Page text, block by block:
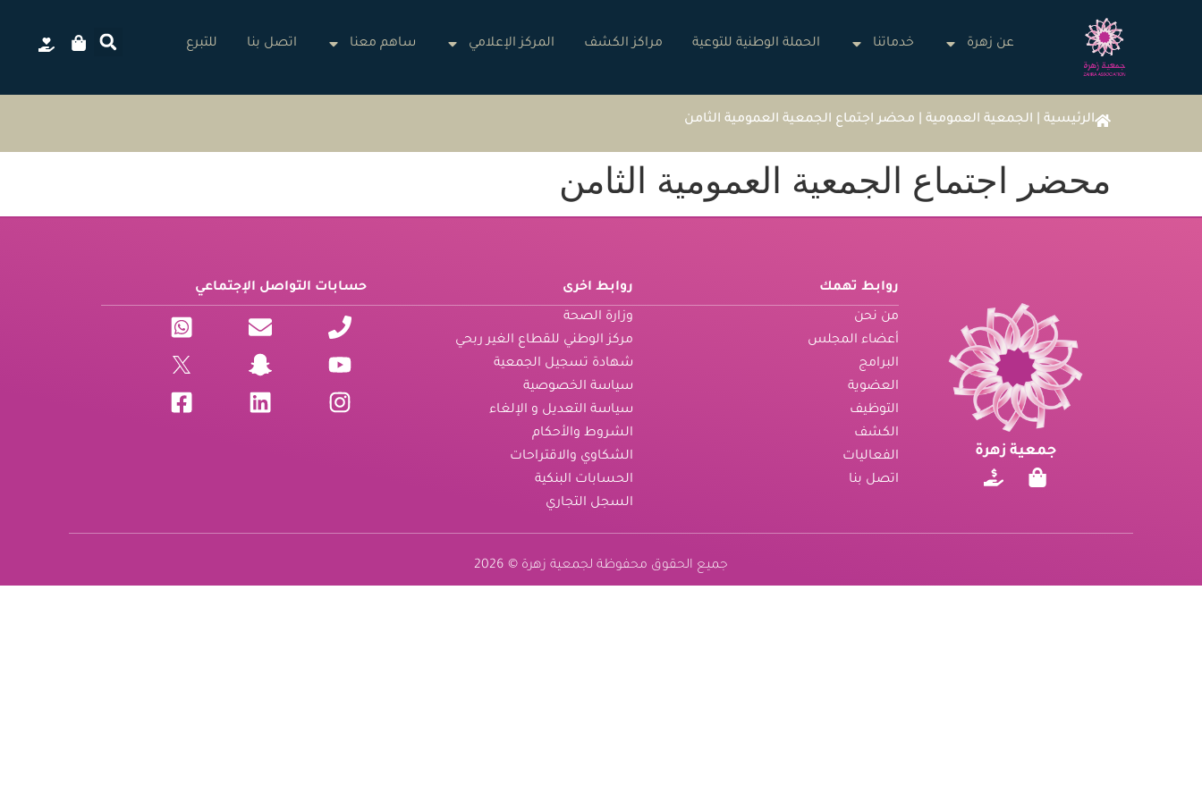
عن زهرة خدماتنا الحملة الوطنية للتوعية مراكز الكشف المركز الإعلامي ساهم معنا اتصل بنا للتبرع
الرئيسية الجمعية العمومية محضر اجتماع الجمعية العمومية الثامن
محضر اجتماع الجمعية العمومية الثامن
جمعية زهرة
روابط تهمك
من نحن
أعضاء المجلس
البرامج
العضوية
التوظيف
الكشف
الفعاليات
اتصل بنا
روابط اخرى
وزارة الصحة
مركز الوطني للقطاع الغير ربحي
شهادة تسجيل الجمعية
سياسة الخصوصية
سياسة التعديل و الإلغاء
الشروط والأحكام
الشكاوي والاقتراحات
الحسابات البنكية
السجل التجاري
حسابات التواصل الإجتماعي
جميع الحقوق محفوظة لجمعية زهرة © 2026